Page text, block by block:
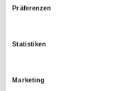
Präferenzen
Statistiken
Marketing
Nachbarschaftshaus
Fortbildungen